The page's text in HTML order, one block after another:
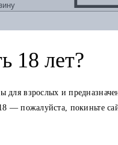
в других
18 лет?
для взрослых и
— пожалуйста, покиньте